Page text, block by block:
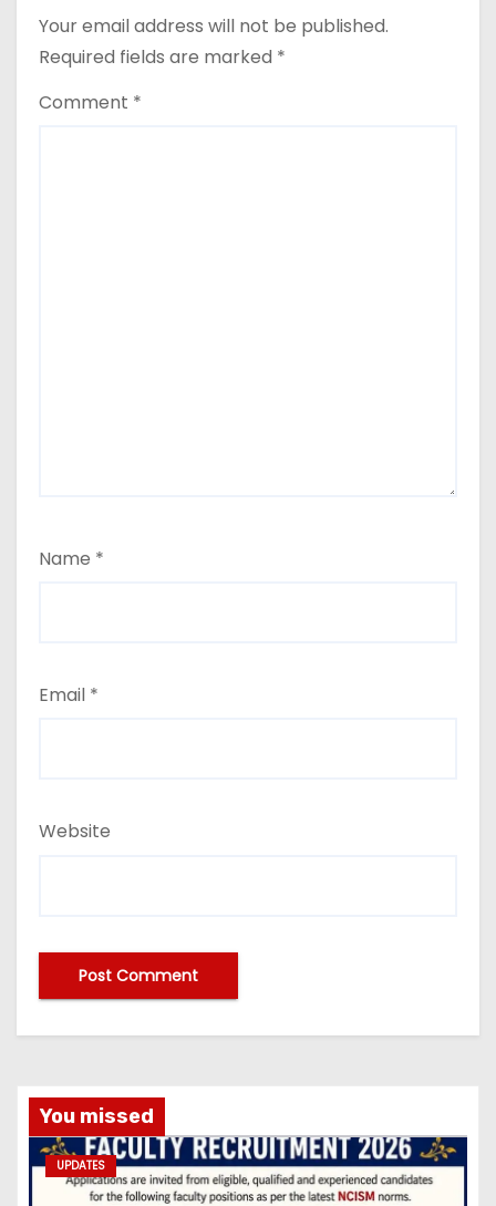
Your email address will not be published.
Required fields are marked *
Comment *
Name *
Email *
Website
You missed
UPDATES